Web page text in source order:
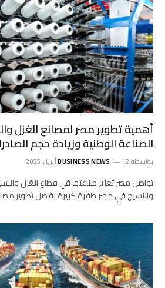
أهمية تطوير مصر لمصانع الغزل
الصناعة الوطنية وزيادة حجم
بواسطة BUSINESS NEWS 12 أبريل، 2025
تواصل مصر تعزيز صناعتها في قطاع الغزل
والنسيج في مصر طفرة كبيرة بفضل تطوير